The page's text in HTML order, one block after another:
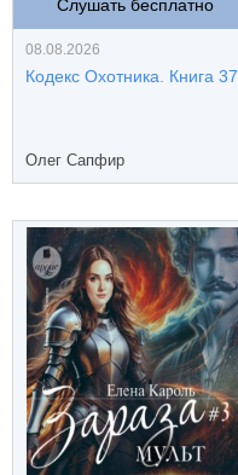
Слушать бесплатно
08.08.2026
Кодекс Охотника. Книга 37
Олег Сапфир